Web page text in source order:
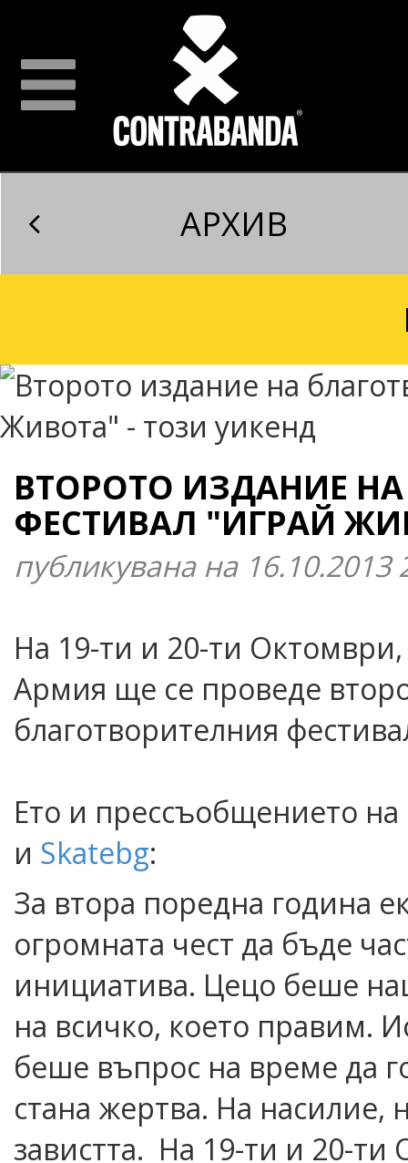
АРХИВ
ВТОРОТО ИЗДАНИЕ
ФЕСТИВАЛ "ИГРАЙ
публикувана на 16.10.2013
На 19-ти и 20-ти
Армия ще се проведе
благотворителния
Ето и прессъобщението
и Skatebg:
За втора поредна година
огромната чест да бъде
инициатива. Цецо беше
на всичко, което правим.
беше въпрос на време да
стана жертва. На насилие,
завистта. На 19-ти и 20-